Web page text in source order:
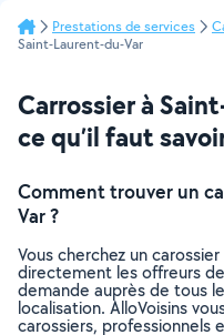
Prestations de services
Saint-Laurent-du-Var
Carrossier à
ce qu’il faut
Comment trouver un
Var ?
Vous cherchez un
directement les offreurs
demande auprès de tous
localisation. AlloVoisins
carossiers, professionnels